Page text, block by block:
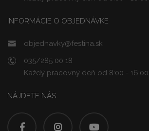
INFORMÁCIE O OBJEDNÁVKE
objednavky@festina.sk
035/285 00 18
Každý pracovný deň od 8:00 - 16:00
NÁJDETE NÁS